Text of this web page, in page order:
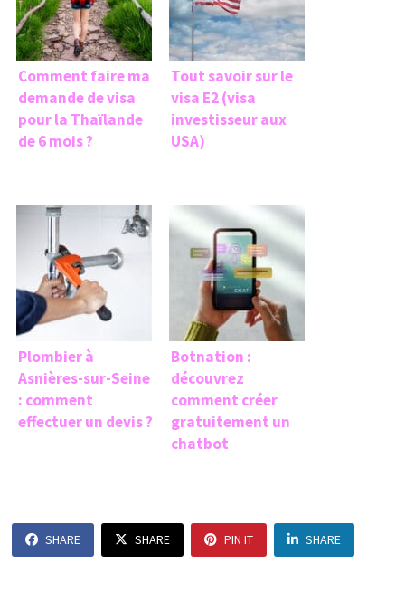
Comment faire ma
demande de visa
pour la Thaïlande
de 6 mois ?
Tout savoir sur le
visa E2 (visa
investisseur aux
USA)
Plombier à
Asnières-sur-Seine
: comment
effectuer un devis ?
Botnation :
découvrez
comment créer
gratuitement un
chatbot
SHARE SHARE PIN IT SHARE